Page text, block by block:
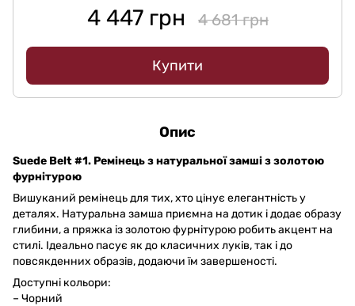
4 447 грн 4 681 грн
Купити
Опис
Suede Belt #1. Ремінець з натуральної замші з золотою
фурнітурою
Вишуканий ремінець для тих, хто цінує елегантність у
деталях. Натуральна замша приємна на дотик і додає образу
глибини, а пряжка із золотою фурнітурою робить акцент на
стилі. Ідеально пасує як до класичних луків, так і до
повсякденних образів, додаючи їм завершеності.
Доступні кольори:
– Чорний